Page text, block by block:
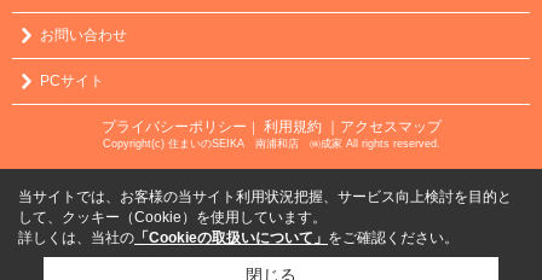
お問い合わせ
PCサイト
プライバシーポリシー 利用規約 ｜アクセスマップ
Copyright(c) 住まいのSEIKA 南浦和店 ㈱成家 All rights reserved.
当サイトでは、お客様の当サイト利用状況把握、サービス向上検討を目的と
して、クッキー（Cookie）を使用しています。
詳しくは、当社の 「Cookieの取扱いについて」 をご確認ください。
閉じる